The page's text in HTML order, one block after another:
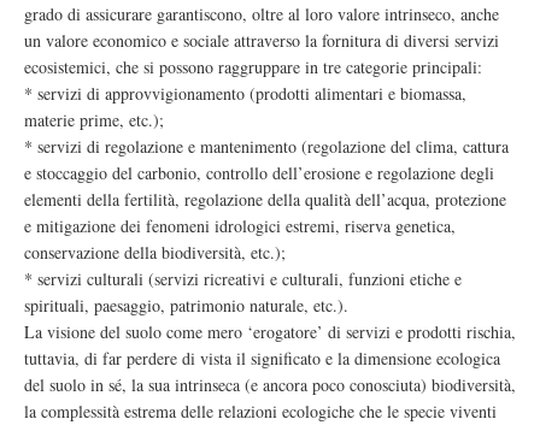
grado di assicurare garantiscono, oltre al loro valore intrinseco, anche
un valore economico e sociale attraverso la fornitura di diversi servizi
ecosistemici, che si possono raggruppare in tre categorie principali:
* servizi di approvvigionamento (prodotti alimentari e biomassa,
materie prime, etc.);
* servizi di regolazione e mantenimento (regolazione del clima, cattura
e stoccaggio del carbonio, controllo dell’erosione e regolazione degli
elementi della fertilità, regolazione della qualità dell’acqua, protezione
e mitigazione dei fenomeni idrologici estremi, riserva genetica,
conservazione della biodiversità, etc.);
* servizi culturali (servizi ricreativi e culturali, funzioni etiche e
spirituali, paesaggio, patrimonio naturale, etc.).
La visione del suolo come mero ‘erogatore’ di servizi e prodotti rischia,
tuttavia, di far perdere di vista il significato e la dimensione ecologica
del suolo in sé, la sua intrinseca (e ancora poco conosciuta) biodiversità,
la complessità estrema delle relazioni ecologiche che le specie viventi